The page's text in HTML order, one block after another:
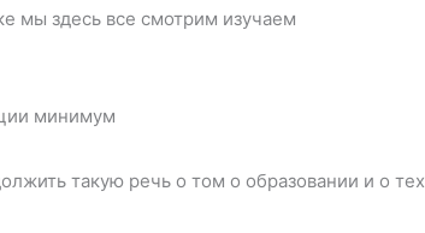
мы здесь все смотрим изучаем
минимум
такую речь о том о образовании и о тех